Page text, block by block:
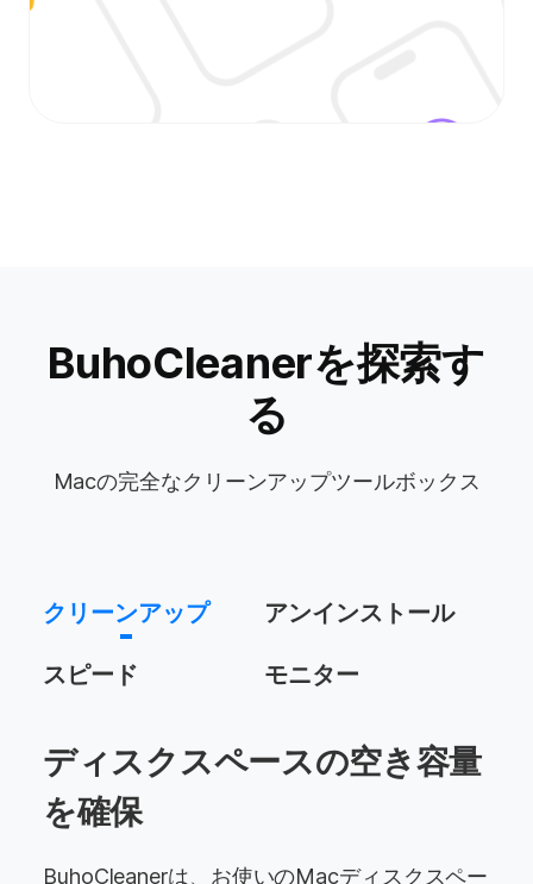
BuhoCleanerを探索す
る
Macの完全なクリーンアップツールボックス
クリーンアップ アンインストール
スピード モニター
ディスクスペースの空き容量
を確保
BuhoCleanerは、お使いのMacディスクスペー